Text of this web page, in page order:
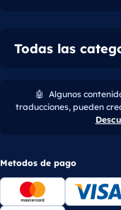
Todas las
🤖 Algunos
traducciones, pueden
Metodos de pago